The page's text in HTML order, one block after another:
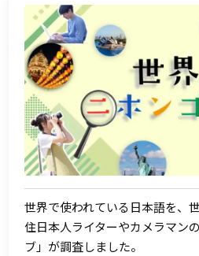
世界で使われている日本語を、
住日本人ライターやカメラマン
ブ」が調査しました。